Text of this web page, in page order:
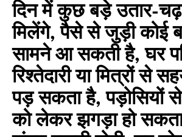
दिन में कुछ बड़े उतार-
मिलेंगे, पैसे से जुड़ी कोई
सामने आ सकती है, घर
रिश्तेदारी या मित्रों से
पड़ सकता है, पड़ोसियों से
को लेकर झगड़ा हो सकता